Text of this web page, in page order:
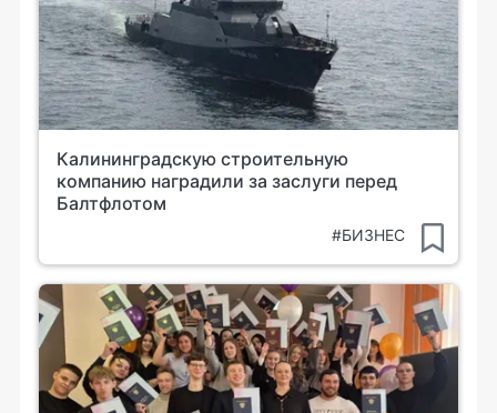
Калининградскую строительную
компанию наградили за заслуги перед
Балтфлотом
#БИЗНЕС